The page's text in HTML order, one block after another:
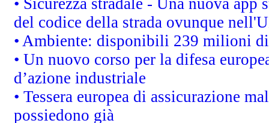
• Sicurezza stradale - Una nuova
del codice della strada ovunque
• Ambiente: disponibili 239 milioni
• Un nuovo corso per la difesa
d’azione industriale
• Tessera europea di assicurazione
possiedono già